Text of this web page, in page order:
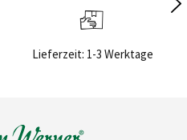
Sichere Bezahlung